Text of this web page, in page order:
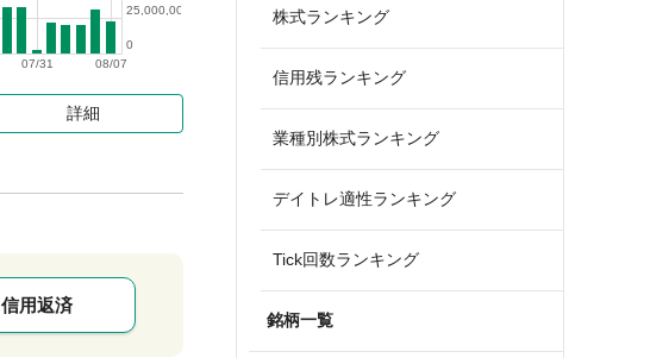
08/07
07/31
0
25,000,000
詳細
信用返済
株式ランキング
信用残ランキング
業種別株式ランキング
デイトレ適性ランキング
Tick回数ランキング
銘柄一覧